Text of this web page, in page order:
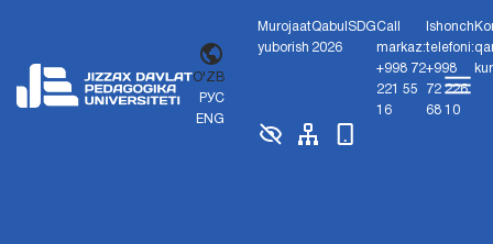
O'ZB
РУС
ENG
Murojaat
yuborish
Qabul
2026
SDGCall
markaz:
+998 72
221 55
16
Ishonch
telefoni:
+998
72 226
68 10